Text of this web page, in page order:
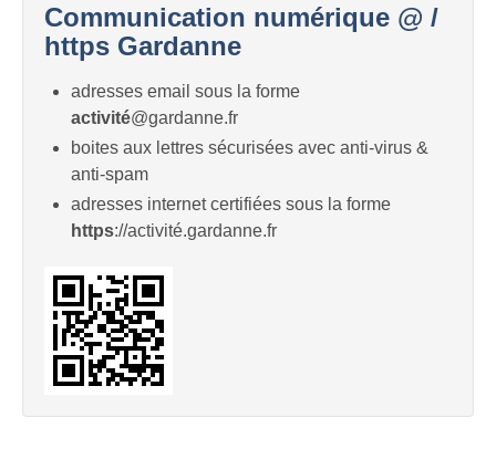
Communication numérique @ /
https Gardanne
adresses email sous la forme
activité@gardanne.fr
boites aux lettres sécurisées avec anti-virus &
anti-spam
adresses internet certifiées sous la forme
https://activité.gardanne.fr